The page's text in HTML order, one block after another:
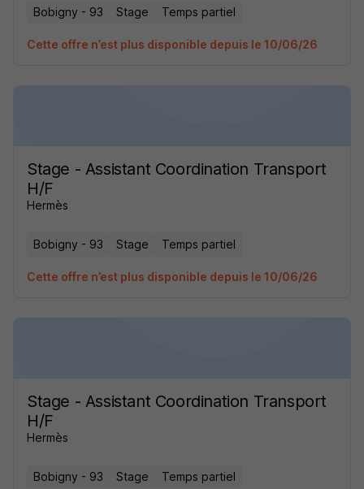
Bobigny - 93 Stage Temps partiel
Cette offre n’est plus disponible depuis le 10/06/26
Stage - Assistant Coordination Transport
H/F
Hermès
Bobigny - 93 Stage Temps partiel
Cette offre n’est plus disponible depuis le 10/06/26
Stage - Assistant Coordination Transport
H/F
Hermès
Bobigny - 93 Stage Temps partiel